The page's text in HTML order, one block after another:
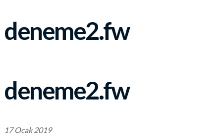
deneme2.fw
deneme2.fw
17 Ocak 2019